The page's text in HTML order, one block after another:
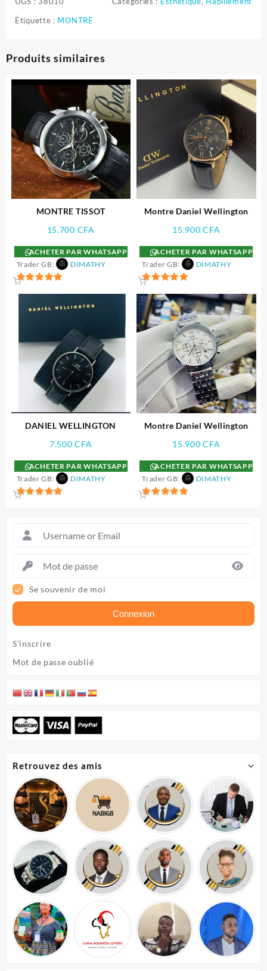
Se souvenir de moi
Connexion
S’inscrire
Mot de passe oublié
Étiquette : MONTRE
Produits similaires
MONTRE TISSOT
15.700 CFA
ACHETER PAR WHATSAPP
Trader GB:
DIMATHY
Montre Daniel Wellington
15.900CFA
ACHETER PAR WHATSAPP
Trader GB:
DIMATHY
sur 5
DANIEL WELLINGTON
7.500CFA
ACHETER PAR WHATSAPP
Trader GB:
DIMATHY
Montre Daniel Wellington
15.900CFA
ACHETER PAR WHATSAPP
Trader GB:
DIMATHY
Retrouvez des amis